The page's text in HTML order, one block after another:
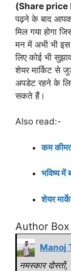
(Share
पढ़ने के बाद
मिल गया होगा
मन में अभी भी इस
लिए कोई भी
शेयर मार्किट से
अपडेट रहने के
सकते हैं।
Also read:-
कम
भविष्य
शेयर
Author Box
Manoj
नमस्कार